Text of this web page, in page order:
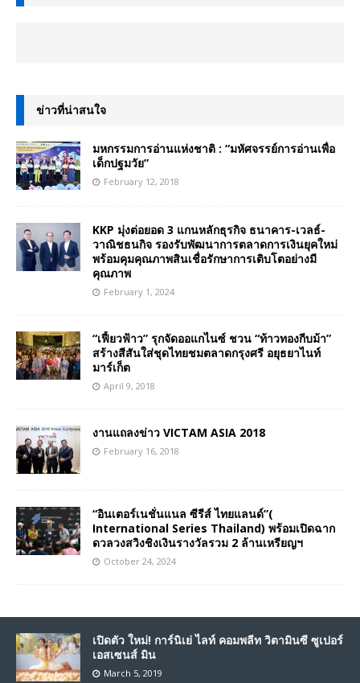
ข่าวที่น่าสนใจ
มหกรรมการอ่านแห่งชาติ : “มหัศจรรย์การอ่านเพื่อ
เด็กปฐมวัย”
February 12, 2018
KKP มุ่งต่อยอด 3 แกนหลักธุรกิจ ธนาคาร-เวลธ์-
วาณิชธนกิจ รองรับพัฒนาการตลาดการเงินยุคใหม่
พร้อมคุมคุณภาพสินเชื่อรักษาการเติบโตอย่างมี
คุณภาพ
February 1, 2024
“เฟี้ยวฟ้าว” รุกจัดออแกไนซ์ ชวน “ท้าวทองกีบม้า”
สร้างสีสันใส่ชุดไทยชมตลาดกรุงศรี อยุธยาไนท์
มาร์เก็ต
April 9, 2018
งานแถลงข่าว VICTAM ASIA 2018
February 16, 2018
“อินเตอร์เนชั่นแนล ซีรีส์ ไทยแลนด์”(
International Series Thailand) พร้อมเปิดฉาก
ดวลวงสวิงชิงเงินรางวัลรวม 2 ล้านเหรียญฯ
October 24, 2024
เปิดตัว ใหม่! การ์นิเย่ ไลท์ คอมพลีท วิตามินซี ซูเปอร์
เอสเซนส์ มิน
March 5, 2019